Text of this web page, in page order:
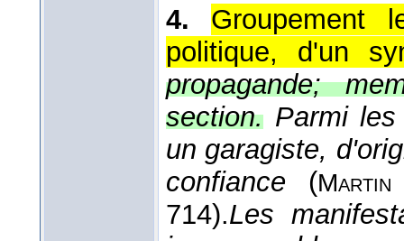
4.
Groupement
politique, d'un
propagande;
section. Parmi
un garagiste,
confiance (
714).Les